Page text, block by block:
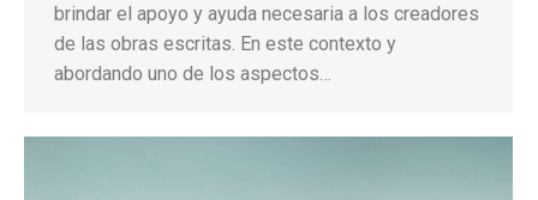
brindar el apoyo y ayuda necesaria a los creadores
de las obras escritas. En este contexto y
abordando uno de los aspectos…